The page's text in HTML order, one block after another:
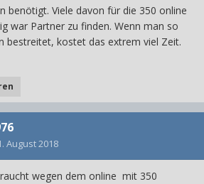
benötigt. Viele davon für die 350 online
war Partner zu finden. Wenn man so
bestreitet, kostet das extrem viel Zeit.
August 2018
wegen dem online mit 350